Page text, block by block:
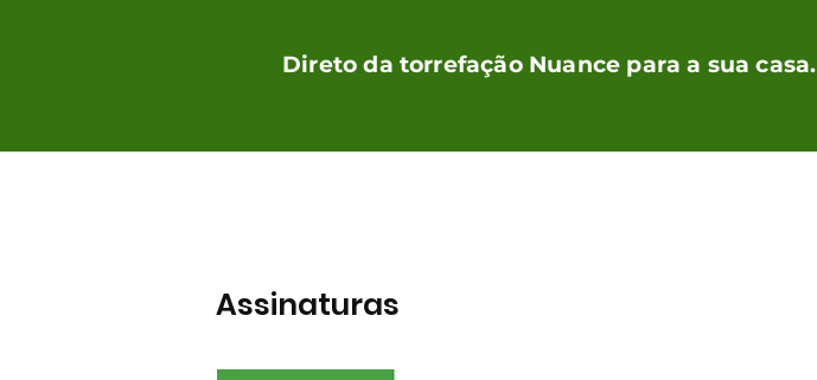
Direto da torrefação Nuance para a sua casa.
Assinaturas